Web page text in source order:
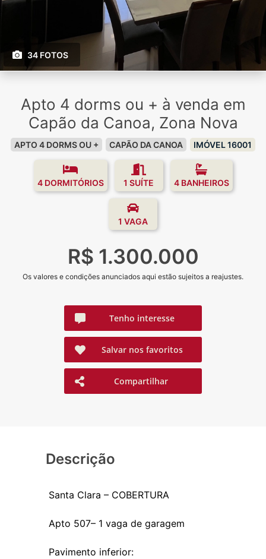
34 FOTOS
Apto 4 dorms ou + à venda em
Capão da Canoa, Zona Nova
APTO 4 DORMS OU + CAPÃO DA CANOA IMÓVEL 16001
4 DORMITÓRIOS 1 SUÍTE 4 BANHEIROS
1 VAGA
R$ 1.300.000
Os valores e condições anunciados aqui estão sujeitos a reajustes.
Tenho interesse
Salvar nos favoritos
Compartilhar
Descrição
Santa Clara – COBERTURA
Apto 507– 1 vaga de garagem
Pavimento inferior: